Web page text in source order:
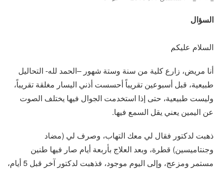
السؤال
السلام عليكم
أنا مريض، زارع كلية من سنة وستة شهور –الحمد لله- التحاليل
طبيعية، قبل أسبوعين تقريباً أحسست أذني اليسار مغلقة تقريباً،
وليست طبيعية، حتى إذا استخدمت الجوال فيها يختلف الصوت
عن اليمين يعني يقل السمع فيها.
ذهبت لدكتور فقال لي معك التهاب، وصرف لي (مضاد
وجنتاميسين) قطرة، وبعد العلاج بأربعة أيام صار فيها طنين
مستمر ومزعج، وإلى اليوم موجود، فذهبت لدكتور آخر قبل 5 أيام،